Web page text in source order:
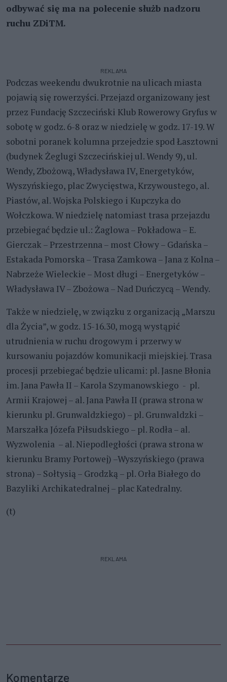
odbywać się ma na polecenie służb nadzoru
ruchu ZDiTM.
REKLAMA
Podczas weekendu dwukrotnie na ulicach miasta
pojawią się rowerzyści. Przejazd organizowany jest
przez Fundację Szczeciński Klub Rowerowy Gryfus w
sobotę w godz. 6-8 oraz w niedzielę w godz. 17-19. W
sobotni poranek kolumna przejedzie spod Łasztowni
(budynek Żeglugi Szczecińskiej ul. Wendy 9), ul.
Wendy, Zbożową, Władysława IV, Energetyków,
Wyszyńskiego, plac Zwycięstwa, Krzywoustego, al.
Piastów, al. Wojska Polskiego i Kupczyka do
Wołczkowa. W niedzielę natomiast trasa przejazdu
przebiegać będzie ul.: Żaglowa – Pokładowa – E.
Gierczak – Przestrzenna – most Cłowy – Gdańska –
Estakada Pomorska – Trasa Zamkowa – Jana z Kolna –
Nabrzeże Wieleckie – Most długi – Energetyków –
Władysława IV – Zbożowa – Nad Duńczycą – Wendy.
Także w niedzielę, w związku z organizacją „Marszu
dla Życia”, w godz. 15-16.30, mogą wystąpić
utrudnienia w ruchu drogowym i przerwy w
kursowaniu pojazdów komunikacji miejskiej. Trasa
procesji przebiegać będzie ulicami: pl. Jasne Błonia
im. Jana Pawła II – Karola Szymanowskiego - pl.
Armii Krajowej – al. Jana Pawła II (prawa strona w
kierunku pl. Grunwaldzkiego) – pl. Grunwaldzki –
Marszałka Józefa Piłsudskiego – pl. Rodła – al.
Wyzwolenia – al. Niepodległości (prawa strona w
kierunku Bramy Portowej) –Wyszyńskiego (prawa
strona) – Sołtysią – Grodzką – pl. Orła Białego do
Bazyliki Archikatedralnej – plac Katedralny.
(t)
REKLAMA
Komentarze